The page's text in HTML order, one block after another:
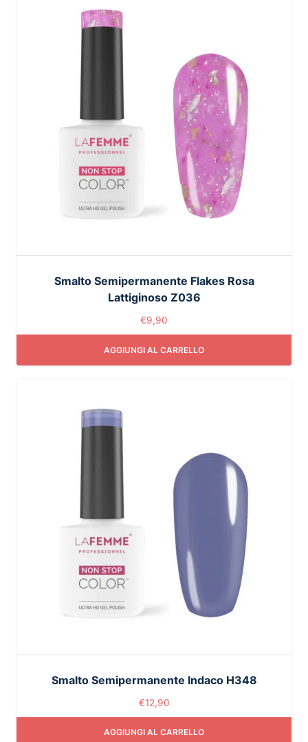
Smalto Semipermanente Flakes Rosa
Lattiginoso Z036
€9,90
AGGIUNGI AL CARRELLO
Smalto Semipermanente Indaco H348
€12,90
AGGIUNGI AL CARRELLO